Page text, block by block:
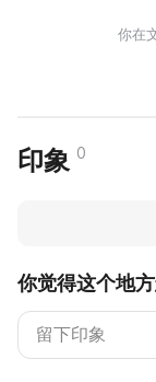
你在
印象 0
你觉得这个地